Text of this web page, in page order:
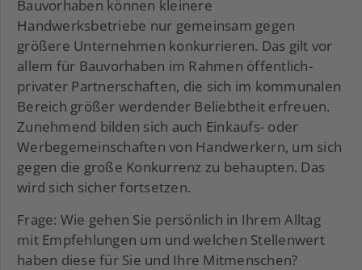
Bauvorhaben können kleinere
Handwerksbetriebe nur gemeinsam gegen
größere Unternehmen konkurrieren. Das gilt vor
allem für Bauvorhaben im Rahmen öffentlich-
privater Partnerschaften, die sich im kommunalen
Bereich größer werdender Beliebtheit erfreuen.
Zunehmend bilden sich auch Einkaufs- oder
Werbegemeinschaften von Handwerkern, um sich
gegen die große Konkurrenz zu behaupten. Das
wird sich sicher fortsetzen.
Frage: Wie gehen Sie persönlich in Ihrem Alltag
mit Empfehlungen um und welchen Stellenwert
haben diese für Sie und Ihre Mitmenschen?